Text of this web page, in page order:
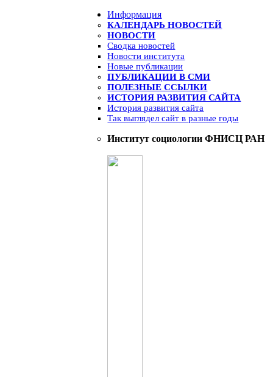
Информация
КАЛЕНДАРЬ НОВОСТЕЙ
НОВОСТИ
Сводка новостей
Новости института
Новые публикации
ПУБЛИКАЦИИ В СМИ
ПОЛЕЗНЫЕ ССЫЛКИ
ИСТОРИЯ РАЗВИТИЯ САЙТА
История развития сайта
Так выглядел сайт в разные годы
Институт социологии ФНИСЦ РАН